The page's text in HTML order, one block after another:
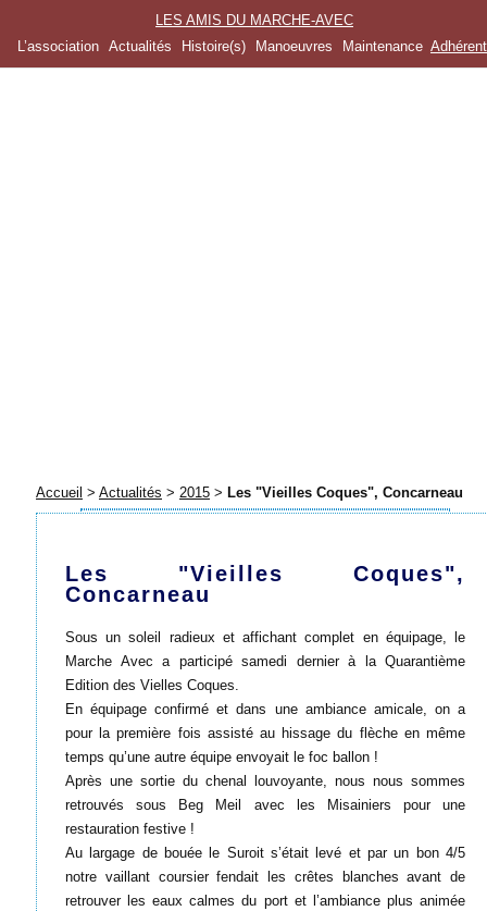
LES AMIS DU MARCHE-AVEC
L’association
Actualités Histoire(s) Manoeuvres Maintenance
Accueil > Actualités > 2015 > Les "Vieilles Coques", Concarneau
Les "Vieilles Coques",
Concarneau
Sous un soleil radieux et affichant complet en équipage, le
Marche Avec a participé samedi dernier à la Quarantième
Edition des Vielles Coques.
En équipage confirmé et dans une ambiance amicale, on a
pour la première fois assisté au hissage du flèche en même
temps qu’une autre équipe envoyait le foc ballon !
Après une sortie du chenal louvoyante, nous nous sommes
retrouvés sous Beg Meil avec les Misainiers pour une
restauration festive !
Au largage de bouée le Suroit s’était levé et par un bon 4/5
notre vaillant coursier fendait les crêtes blanches avant de
retrouver les eaux calmes du port et l’ambiance plus animée